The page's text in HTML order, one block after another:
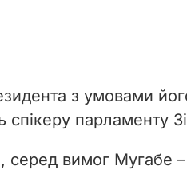
з умовами
спікеру парламенту
серед вимог Мугабе